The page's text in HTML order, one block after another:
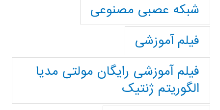
شبکه عصبی مصنوعی
فیلم آموزشی
فیلم آموزشی رایگان مولتی مدیا
الگوریتم ژنتیک